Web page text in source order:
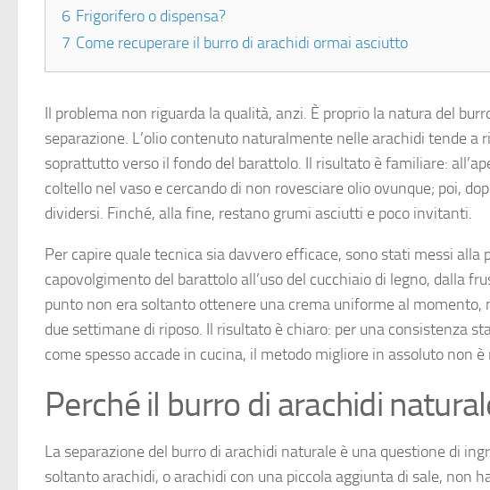
6 Frigorifero o dispensa?
7 Come recuperare il burro di arachidi ormai asciutto
Il problema non riguarda la qualità, anzi. È proprio la natura del
separazione. L’olio contenuto naturalmente nelle arachidi tende a
soprattutto verso il fondo del barattolo. Il risultato è familiare:
coltello nel vaso e cercando di non rovesciare olio ovunque; poi,
dividersi. Finché, alla fine, restano grumi asciutti e poco invitanti.
Per capire quale tecnica sia davvero efficace, sono stati messi
capovolgimento del barattolo all’uso del cucchiaio di legno, dalla
punto non era soltanto ottenere una crema uniforme al
due settimane di riposo. Il risultato è chiaro: per una consistenza
come spesso accade in cucina, il metodo migliore in assoluto non
Perché il burro di arachidi
La separazione del burro di arachidi naturale è una questione di
soltanto arachidi, o arachidi con una piccola aggiunta di sale, non